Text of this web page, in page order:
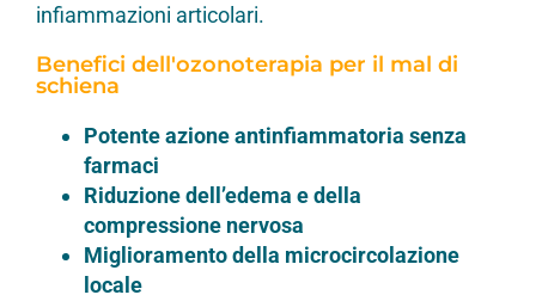
infiammazioni articolari.
Benefici dell'ozonoterapia per il mal di
schiena
Potente azione antinfiammatoria senza
farmaci
Riduzione dell’edema e della
compressione nervosa
Miglioramento della microcircolazione
locale